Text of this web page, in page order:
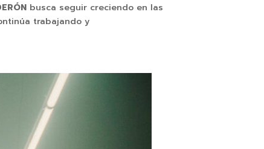
busca seguir creciendo en las
trabajando y